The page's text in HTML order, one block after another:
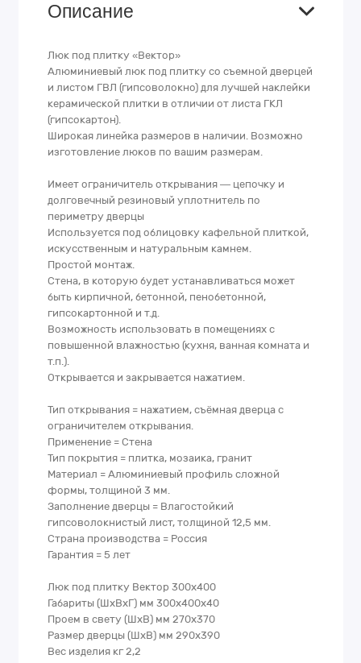
Описание
Люк под плитку «Вектор»
Алюминиевый люк под плитку со съемной дверцей
и листом ГВЛ (гипсоволокно) для лучшей наклейки
керамической плитки в отличии от листа ГКЛ
(гипсокартон).
Широкая линейка размеров в наличии. Возможно
изготовление люков по вашим размерам.
Имеет ограничитель открывания — цепочку и
долговечный резиновый уплотнитель по
периметру дверцы
Используется под облицовку кафельной плиткой,
искусственным и натуральным камнем.
Простой монтаж.
Стена, в которую будет устанавливаться может
быть кирпичной, бетонной, пенобетонной,
гипсокартонной и т.д.
Возможность использовать в помещениях с
повышенной влажностью (кухня, ванная комната и
т.п.).
Открывается и закрывается нажатием.
Тип открывания = нажатием, съёмная дверца с
ограничителем открывания.
Применение = Стена
Тип покрытия = плитка, мозаика, гранит
Материал = Алюминиевый профиль сложной
формы, толщиной 3 мм.
Заполнение дверцы = Влагостойкий
гипсоволокнистый лист, толщиной 12,5 мм.
Страна производства = Россия
Гарантия = 5 лет
Люк под плитку Вектор 300х400
Габариты (ШхВхГ) мм 300х400х40
Проем в свету (ШхВ) мм 270х370
Размер дверцы (ШхВ) мм 290х390
Вес изделия кг 2,2